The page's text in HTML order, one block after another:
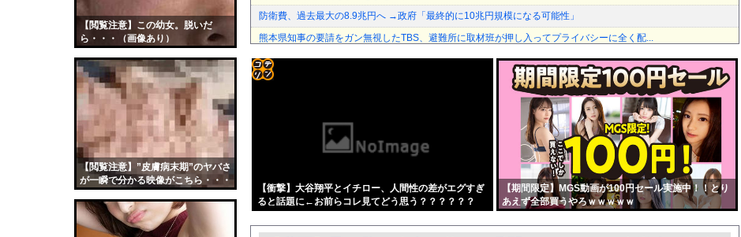
【閲覧注意】この幼女。脱いだ
ら・・・（画像あり）
【閲覧注意】”皮膚病末期”のヤバさ
が一瞬で分かる映像がこちら・・・
防衛費、過去最大の8.9兆円へ →政府「最終的に10兆円規模になる可能性」
熊本県知事の要請をガン無視したTBS、避難所に取材班が押し入ってプライバシーに全く配...
なぜプーチンはウクライナ侵攻をやめられないのか？！
【画像】ハンターハンターさん、ガチで最強の新能力を登場させてしまうｗｗｗｗｗｗｗ
共産党「熊本地震救援募金のお願いをしていたところ、中指を立てられました。嫌がらせ酷い...
【画像】秋葉原で大量のメイド＆巫女たちがぶっかけ祭ｗｗｗｗｗｗｗｗｗｗｗ
【動画】左翼さんが大絶賛する”人権大国”ドイツの警察、極左活動家への「人道的対処」が...
【サッカー】韓国サッカー協会、性接待疑惑 日本人審判も含まれると報道 「Jリーグの審...
【悲報】FIFA会長、UEFAが許してくれなくて詰む・・・
【動画】女子アナさん、ノーブラでうっかり衣装から乳首が透けてしまう放送事故ｗｗｗ
【衝撃】大谷翔平とイチロー、人間性の差がエグすぎ
ると話題に←お前らコレ見てどう思う？？？？？？
【期間限定】MGS動画が100円セール実施中！！とり
あえず全部買うやろｗｗｗｗｗ
自動
更新